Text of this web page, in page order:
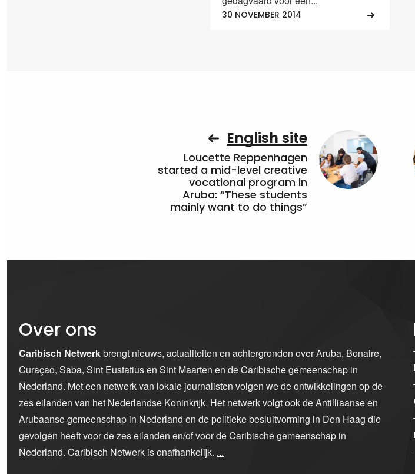
30 NOVEMBER 2014
English site
Loucette Reppenhagen
started a mid-level creative
vocational program in
Aruba: “These students
mainly want to do things”
Over ons
Caribisch Netwerkbrengt nieuws, actualiteiten en achtergronden over Aruba, Bonaire,
Curaçao, Saba, Sint Eustatius en Sint Maarten en de Caribische gemeenschap in
Nederland. Met een netwerk van lokale journalisten volgen we de ontwikkelingen op de
zes eilanden van het Nederlandse Koninkrijk. Het netwerk volgt ook de Antilliaanse en
Arubaanse gemeenschap in Nederland en de politieke besluitvorming in Den Haag die
gevolgen heeft voor de zes eilanden en/of voor de Caribische gemeenschap in
Nederland. Caribisch Netwerk is onafhankelijk. ...